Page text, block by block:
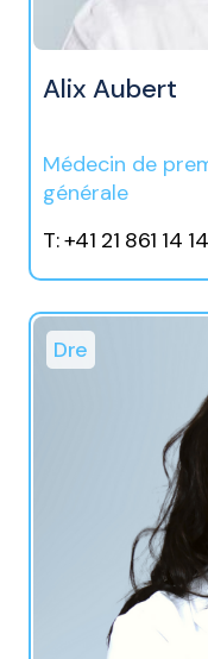
Alix Aubert
Médecin de
générale
T: +41 21 861 14 14
Dre